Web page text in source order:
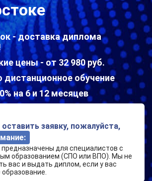
- доставка диплома
цены - от 32 980 руб.
обучение
на 6 и 12 месяцев
заявку, пожалуйста,
для специалистов с
образованием (СПО или ВПО). Мы не
вас и выдать диплом, если у вас